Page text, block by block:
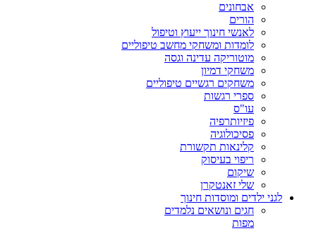
אבחונים
הורים
לאנשי חינוך ייעוץ וטיפול
לומדות ומשחקי מחשב טיפוליים
מוטוריקה עדינה וגסה
משחקי דמיון
משחקים רגשיים טיפוליים
ספרי רגשות
עו"ס
פיזיותרפיה
פסיכולוגיה
קלינאות תקשורת
ריפוי בעיסוק
שיקום
שלי זאנטקרן
לגני ילדים ומוסדות חינוך
חגים ונושאים נלמדים
מפות